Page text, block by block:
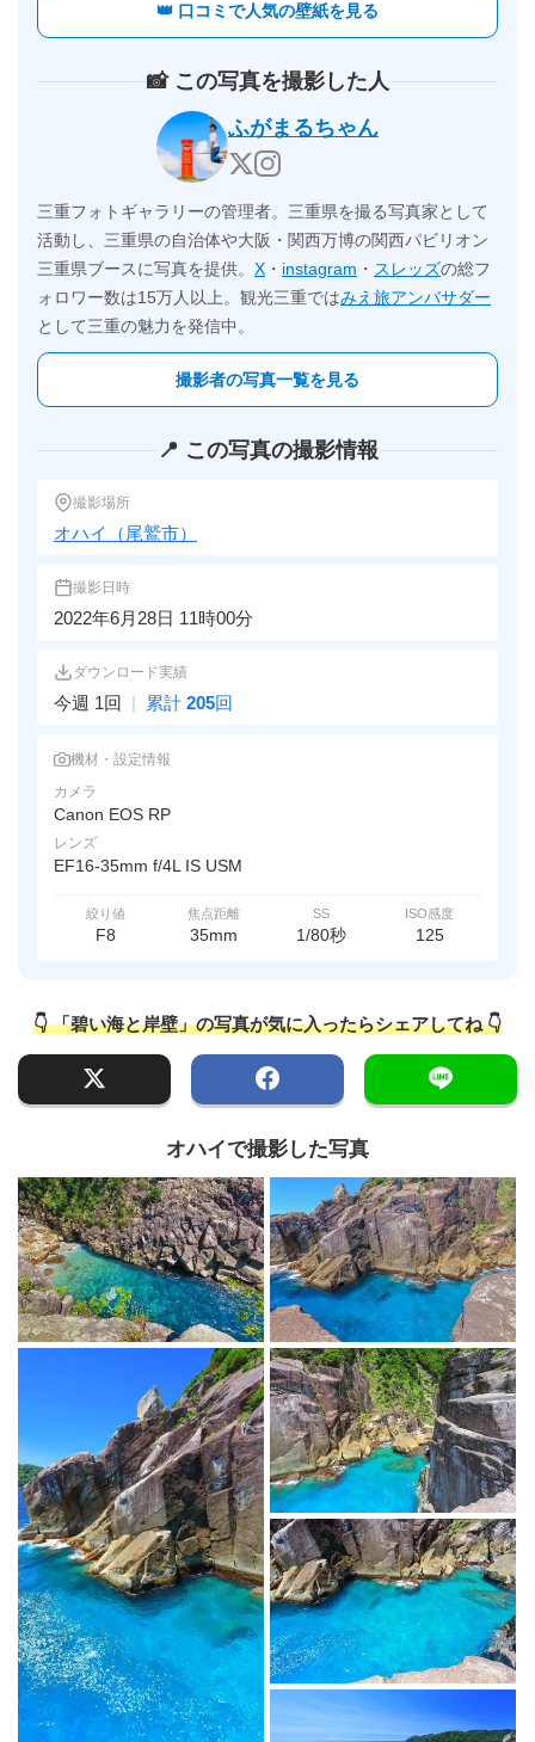
👑 口コミで人気の壁紙を見る
📸 この写真を撮影した人
ふがまるちゃん
三重フォトギャラリーの管理者。三重県を撮る写真家として
活動し、三重県の自治体や大阪・関西万博の関西パビリオン
三重県ブースに写真を提供。 X ・ instagram ・ スレッズの総フ
ォロワー数は15万人以上。観光三重ではみえ旅アンバサダー
として三重の魅力を発信中。
撮影者の写真一覧を見る
📍 この写真の撮影情報
撮影場所
オハイ（尾鷲市）
撮影日時
2022年6月28日 11時00分
ダウンロード実績
今週 1回 | 累計 205回
機材・設定情報
カメラ
Canon EOS RP
レンズ
EF16-35mm f/4L IS USM
絞り値
F8
焦点距離
35mm
SS
1/80秒
ISO感度
125
👇 「碧い海と岸壁」の写真が気に入ったらシェアしてね 👇
オハイで撮影した写真